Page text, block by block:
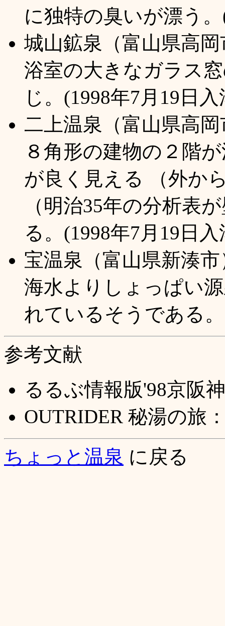
に独特の臭いが漂う
城山鉱泉（富山県高岡
浴室の大きなガラス
じ。(1998年7月19日入
二上温泉（富山県高岡
８角形の建物の２階
が良く見える （外か
（明治35年の分析表
る。(1998年7月19日入
宝温泉（富山県新湊市
海水よりしょっぱい
れているそうである
参考文献
るるぶ情報版'98京阪
OUTRIDER 秘湯の旅
ちょっと温泉 に戻る